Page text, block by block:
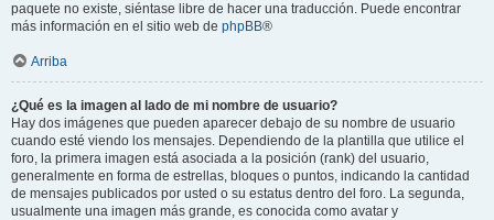
paquete no existe, siéntase libre de hacer una traducción. Puede encontrar
más información en el sitio web de phpBB®
Arriba
¿Qué es la imagen al lado de mi nombre de usuario?
Hay dos imágenes que pueden aparecer debajo de su nombre de usuario
cuando esté viendo los mensajes. Dependiendo de la plantilla que utilice el
foro, la primera imagen está asociada a la posición (rank) del usuario,
generalmente en forma de estrellas, bloques o puntos, indicando la cantidad
de mensajes publicados por usted o su estatus dentro del foro. La segunda,
usualmente una imagen más grande, es conocida como avatar y